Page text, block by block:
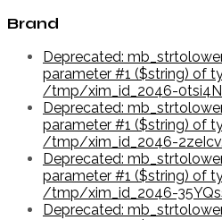
Brand
Deprecated:
parameter #1 ($string) of
/tmp/xim_id_2046-
Deprecated:
parameter #1 ($string) of
/tmp/xim_id_2046-
Deprecated:
parameter #1 ($string) of
/tmp/xim_id_2046-
Deprecated: